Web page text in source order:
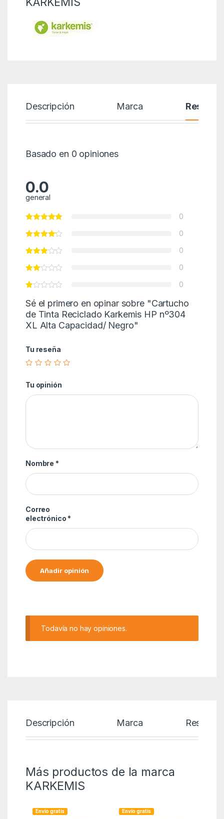
Descripción Marca Reseñas
Basado en 0 opiniones
0.0
general
0
0
0
0
0
Sé el primero en opinar sobre "Cartucho
de Tinta Reciclado Karkemis HP nº304
XL Alta Capacidad/ Negro"
Tu reseña
Tu opinión
Nombre *
Correo
electrónico *
Todavía no hay opiniones.
Descripción Marca Reseñas
Más productos de la marca
KARKEMIS
Envío gratis Envío gratis